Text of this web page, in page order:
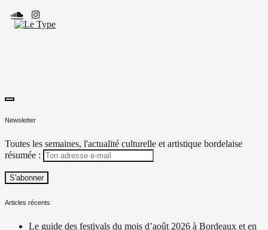
Skip
to
content
toggle
sidebar
Newsletter
Toutes les semaines, l'actualité culturelle et artistique bordelaise
résumée :
Articles récents
Le guide des festivals du mois d’août 2026 à Bordeaux et en